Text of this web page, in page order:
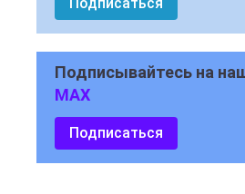
Подписывайтесь на
MAX
Подписаться